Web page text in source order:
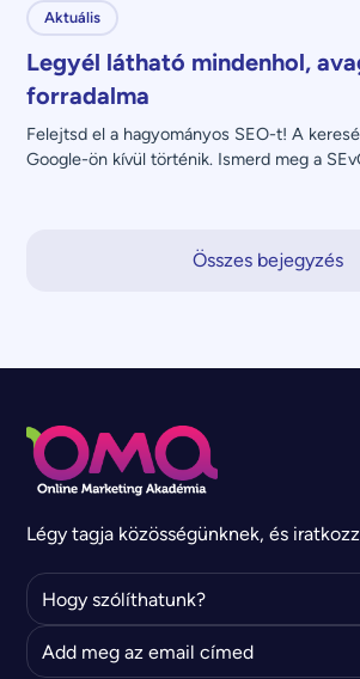
Aktuális
Legyél látható mindenhol,
forradalma
Felejtsd el a hagyományos SEO-t! A
Google-ön kívül történik. Ismerd meg a
Összes bejegyzés
Légy tagja közösségünknek, és